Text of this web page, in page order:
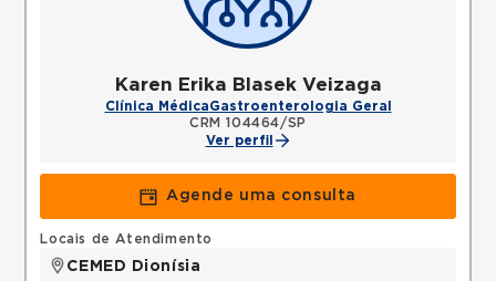
Karen Erika Blasek Veizaga
Clínica MédicaGastroenterologia Geral
CRM 104464/SP
Ver perfil
Agende uma consulta
Locais de Atendimento
CEMED Dionísia